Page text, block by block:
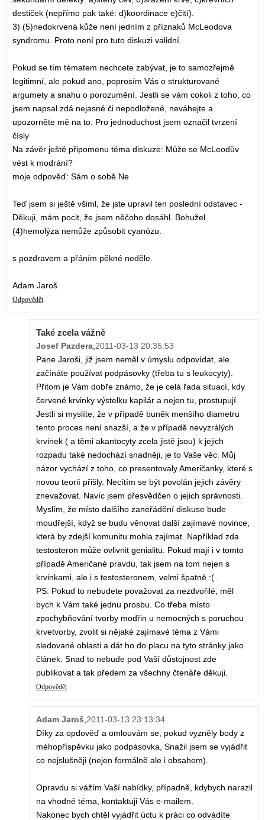
destiček (nepřímo pak také: d)koordinace e)čití).
3) (5)nedokrvená kůže není jedním z příznaků McLeodova
syndromu. Proto není pro tuto diskuzi validní.
Pokud se tím tématem nechcete zabývat, je to samozřejmě
legitimní, ale pokud ano, poprosím Vás o strukturované
argumety a snahu o porozumění. Jestli se vám cokoli z toho, co
jsem napsal zdá nejasné či nepodložené, neváhejte a
upozorněte mě na to. Pro jednoduchost jsem označil tvrzení
čísly
Na závěr ještě připomenu téma diskuze: Může se McLeodův
vést k modrání?
moje odpověď: Sám o sobě Ne
Teď jsem si ještě všiml, že jste upravil ten poslední odstavec -
Děkuji, mám pocit, že jsem něčoho dosáhl. Bohužel
(4)hemolýza nemůže způsobit cyanózu.
s pozdravem a přáním pěkné neděle.
Adam Jaroš
Odpovědět
Také zcela vážně
Josef Pazdera 2011-03-13 20:35:53
Pane Jaroši, již jsem neměl v úmyslu odpovídat, ale
začínáte používat podpásovky (třeba tu s leukocyty).
Přitom je Vám dobře známo, že je celá řada situací, kdy
červené krvinky výstelku kapilár a nejen tu, prostupují.
Jestli si myslíte, že v případě buněk menšího diametru
tento proces není snazší, a že v případě nevyzrálých
krvinek ( a těmi akantocyty zcela jistě jsou) k jejich
rozpadu také nedochází snadněji, je to Vaše věc. Můj
názor vychází z toho, co presentovaly Američanky, které s
novou teorií přišly. Necítím se být povolán jejich závěry
znevažovat. Navíc jsem přesvědčen o jejich správnosti.
Myslím, že místo dalšího zaneřádění diskuse bude
moudřejší, když se budu věnovat další zajímavé novince,
která by zdejší komunitu mohla zajímat. Například zda
testosteron může ovlivnit genialitu. Pokud mají i v tomto
případě Američané pravdu, tak jsem na tom nejen s
krvinkami, ale i s testosteronem, velmi špatně :( .
PS: Pokud to nebudete považovat za nezdvořilé, měl
bych k Vám také jednu prosbu. Co třeba místo
zpochybňování tvorby modřin u nemocných s poruchou
krvetvorby, zvolit si nějaké zajímavé téma z Vámi
sledované oblasti a dát ho do placu na tyto stránky jako
článek. Snad to nebude pod Vaší důstojnost zde
publikovat a tak předem za všechny čtenáře děkuji.
Odpovědět
Adam Jaroš 2011-03-13 23:13:34
Díky za opdověď a omlouvám se, pokud vyzněly body z
méhopříspěvku jako podpásovka, Snažil jsem se vyjádřit
co nejslušněji (nejen formálně ale i obsahem).
Opravdu si vážím Vaší nabídky, případně, kdybych narazil
na vhodné téma, kontaktuji Vás e-mailem.
Nakonec bych chtěl vyjádřit úctu k práci co odvádíte